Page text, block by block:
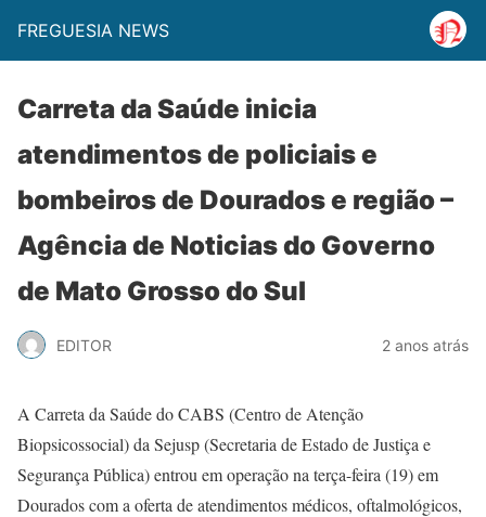
FREGUESIA NEWS
Carreta da Saúde inicia
atendimentos de policiais e
bombeiros de Dourados e região –
Agência de Noticias do Governo
de Mato Grosso do Sul
EDITOR 2 anos atrás
A Carreta da Saúde do CABS (Centro de Atenção
Biopsicossocial) da Sejusp (Secretaria de Estado de Justiça e
Segurança Pública) entrou em operação na terça-feira (19) em
Dourados com a oferta de atendimentos médicos, oftalmológicos,